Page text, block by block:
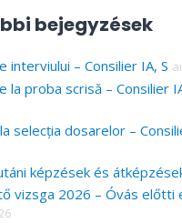
bejegyzések
interviului – Consilier IA, S
la proba scrisă – Consilier
selecția dosarelor –
képzések és
vizsga 2026 – Óvás előtti